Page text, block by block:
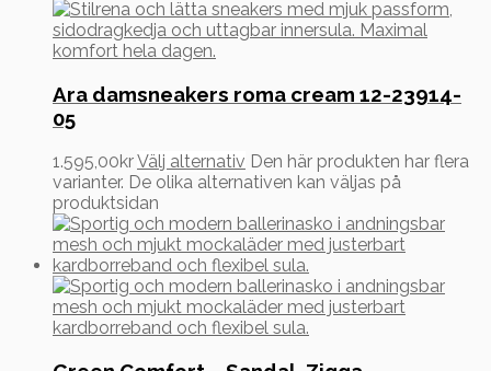
Ara damsneakers roma cream 12-23914-
05
1.595,00krVälj alternativ Den här produkten har flera
varianter. De olika alternativen kan väljas på
produktsidan